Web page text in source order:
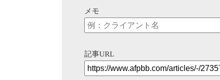
メモ
記事URL